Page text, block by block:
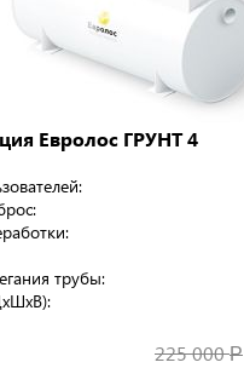
Евролос ГРУНТ 4
трубы:
225 000Р